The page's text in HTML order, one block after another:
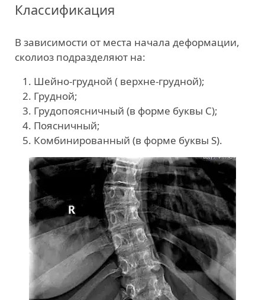
Классификация
В зависимости от места начала деформации,
сколиоз подразделяют на:
Шейно-грудной ( верхне-грудной);
Грудной;
Грудопоясничный (в форме буквы С);
Поясничный;
Комбинированный (в форме буквы S).